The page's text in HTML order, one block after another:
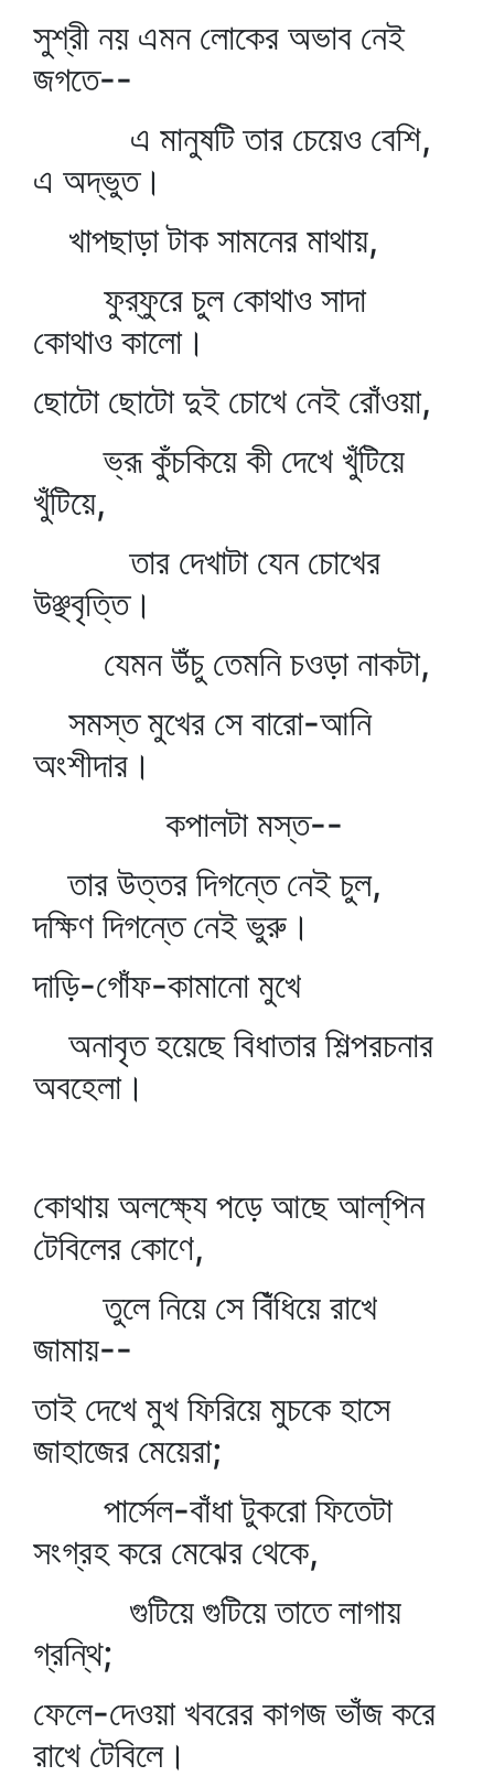
সুশ্রী নয় এমন লোকের অভাব নেই
জগতে--
এ মানুষটি তার চেয়েও বেশি,
এ অদ্ভুত।
খাপছাড়া টাক সামনের মাথায়,
ফুর্‌ফুরে চুল কোথাও সাদা
কোথাও কালো।
ছোটো ছোটো দুই চোখে নেই রোঁওয়া,
ভ্রূ কুঁচকিয়ে কী দেখে খুঁটিয়ে
খুঁটিয়ে,
তার দেখাটা যেন চোখের
উঞ্ছবৃত্তি।
যেমন উঁচু তেমনি চওড়া নাকটা,
সমস্ত মুখের সে বারো-আনি
অংশীদার।
কপালটা মস্ত--
তার উত্তর দিগন্তে নেই চুল,
দক্ষিণ দিগন্তে নেই ভুরু।
দাড়ি-গোঁফ-কামানো মুখে
অনাবৃত হয়েছে বিধাতার শিল্পরচনার
অবহেলা।
কোথায় অলক্ষ্যে পড়ে আছে আল্‌পিন
টেবিলের কোণে,
তুলে নিয়ে সে বিঁধিয়ে রাখে
জামায়--
তাই দেখে মুখ ফিরিয়ে মুচকে হাসে
জাহাজের মেয়েরা;
পার্সেল-বাঁধা টুকরো ফিতেটা
সংগ্রহ করে মেঝের থেকে,
গুটিয়ে গুটিয়ে তাতে লাগায়
গ্রন্থি;
ফেলে-দেওয়া খবরের কাগজ ভাঁজ করে
রাখে টেবিলে।